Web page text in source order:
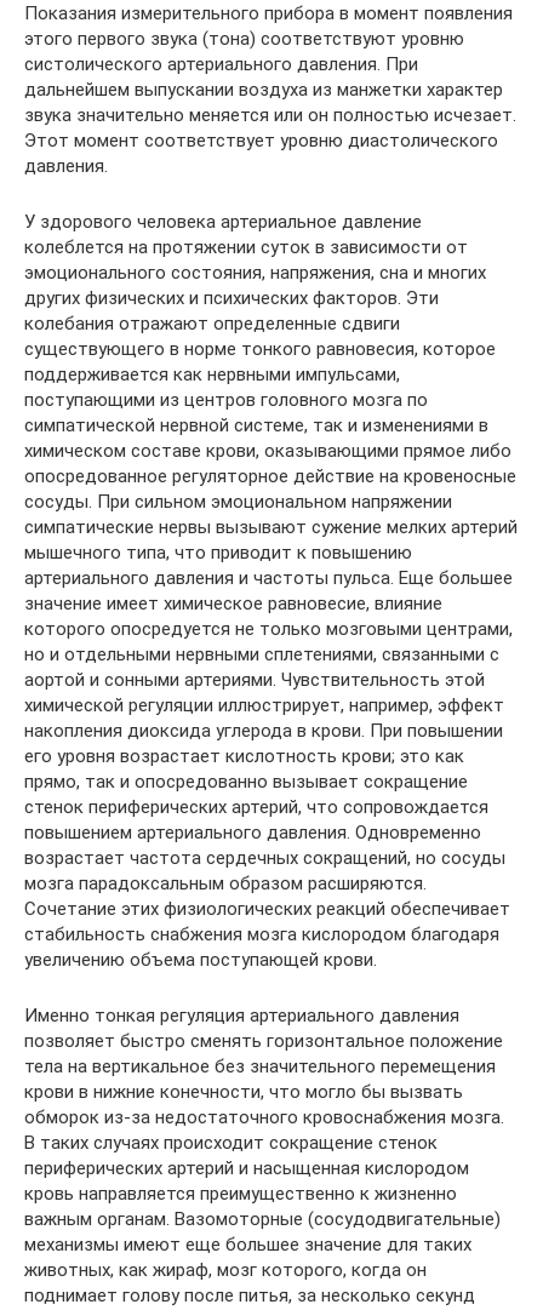
Показания измерительного прибора в момент появления
этого первого звука (тона) соответствуют уровню
систолического артериального давления. При
дальнейшем выпускании воздуха из манжетки характер
звука значительно меняется или он полностью исчезает.
Этот момент соответствует уровню диастолического
давления.
У здорового человека артериальное давление
колеблется на протяжении суток в зависимости от
эмоционального состояния, напряжения, сна и многих
других физических и психических факторов. Эти
колебания отражают определенные сдвиги
существующего в норме тонкого равновесия, которое
поддерживается как нервными импульсами,
поступающими из центров головного мозга по
симпатической нервной системе, так и изменениями в
химическом составе крови, оказывающими прямое либо
опосредованное регуляторное действие на кровеносные
сосуды. При сильном эмоциональном напряжении
симпатические нервы вызывают сужение мелких артерий
мышечного типа, что приводит к повышению
артериального давления и частоты пульса. Еще большее
значение имеет химическое равновесие, влияние
которого опосредуется не только мозговыми центрами,
но и отдельными нервными сплетениями, связанными с
аортой и сонными артериями. Чувствительность этой
химической регуляции иллюстрирует, например, эффект
накопления диоксида углерода в крови. При повышении
его уровня возрастает кислотность крови; это как
прямо, так и опосредованно вызывает сокращение
стенок периферических артерий, что сопровождается
повышением артериального давления. Одновременно
возрастает частота сердечных сокращений, но сосуды
мозга парадоксальным образом расширяются.
Сочетание этих физиологических реакций обеспечивает
стабильность снабжения мозга кислородом благодаря
увеличению объема поступающей крови.
Именно тонкая регуляция артериального давления
позволяет быстро сменять горизонтальное положение
тела на вертикальное без значительного перемещения
крови в нижние конечности, что могло бы вызвать
обморок из-за недостаточного кровоснабжения мозга.
В таких случаях происходит сокращение стенок
периферических артерий и насыщенная кислородом
кровь направляется преимущественно к жизненно
важным органам. Вазомоторные (сосудодвигательные)
механизмы имеют еще большее значение для таких
животных, как жираф, мозг которого, когда он
поднимает голову после питья, за несколько секунд